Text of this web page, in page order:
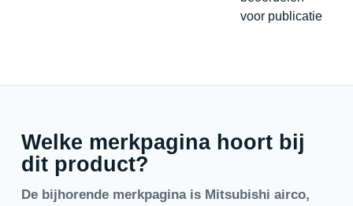
voor publicatie
Welke merkpagina hoort bij
dit product?
De bijhorende merkpagina is Mitsubishi airco,